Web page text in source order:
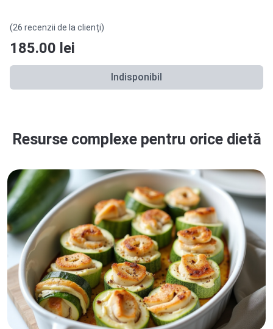
(26 recenzii de la clienți)
185.00 lei
Indisponibil
Resurse complexe pentru orice dietă